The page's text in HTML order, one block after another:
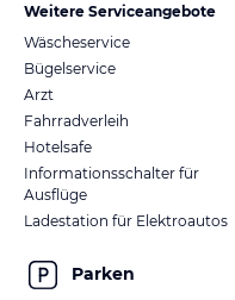
Weitere Serviceangebote
Wäscheservice
Bügelservice
Arzt
Fahrradverleih
Hotelsafe
Informationsschalter für
Ausflüge
Ladestation für Elektroautos
Parken